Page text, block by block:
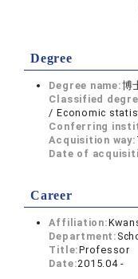
Degree
Degree name:博
Classified
/ Economic
Conferring
Acquisition way:
Date of
Career
Affiliation:
Department:
Title:Professor
Date:2015.04 -